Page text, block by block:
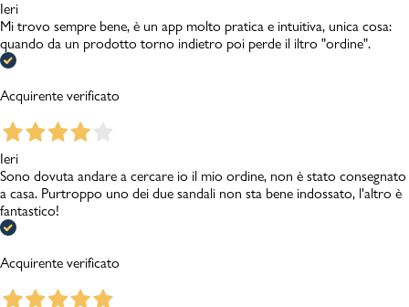
Ieri
Mi trovo sempre bene, è un app molto pratica e intuitiva, unica cosa:
quando da un prodotto torno indietro poi perde il iltro "ordine".
Acquirente verificato
Ieri
Sono dovuta andare a cercare io il mio ordine, non è stato consegnato
a casa. Purtroppo uno dei due sandali non sta bene indossato, l'altro è
fantastico!
Acquirente verificato